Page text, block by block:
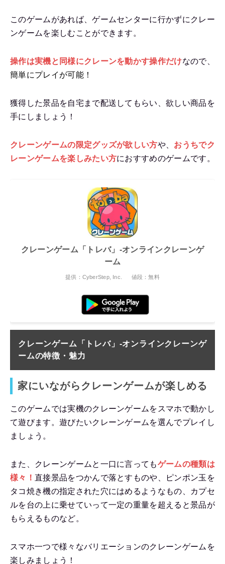
このゲームがあれば、ゲームセンターに行かずにクレー
ンゲームを楽しむことができます。
操作は実機と同様にクレーンを動かす操作だけなので、
簡単にプレイが可能！
獲得した景品を自宅まで配送してもらい、欲しい商品を
手にしましょう！
クレーンゲームの限定グッズが欲しい方や、 おうちでク
レーンゲームを楽しみたい方におすすめのゲームです。
クレーンゲーム「トレバ」-オンラインクレーンゲ
ーム
提供：CyberStep, Inc. 値段：無料
クレーンゲーム「トレバ」-オンラインクレーンゲ
ームの特徴・魅力
家にいながらクレーンゲームが楽しめる
このゲームでは実機のクレーンゲームをスマホで動かし
て遊びます。遊びたいクレーンゲームを選んでプレイし
ましょう。
また、クレーンゲームと一口に言ってもゲームの種類は
様々 ！ 直接景品をつかんで落とすものや、ピンポン玉を
タコ焼き機の指定された穴にはめるようなもの、カプセ
ルを台の上に乗せていって一定の重量を超えると景品が
もらえるものなど。
スマホ一つで様々なバリエーションのクレーンゲームを
楽しみましょう！